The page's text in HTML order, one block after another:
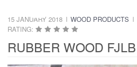
15 JANUARY 2018 WOOD PRODUCTS
RATING:
RUBBER WOOD FJLB